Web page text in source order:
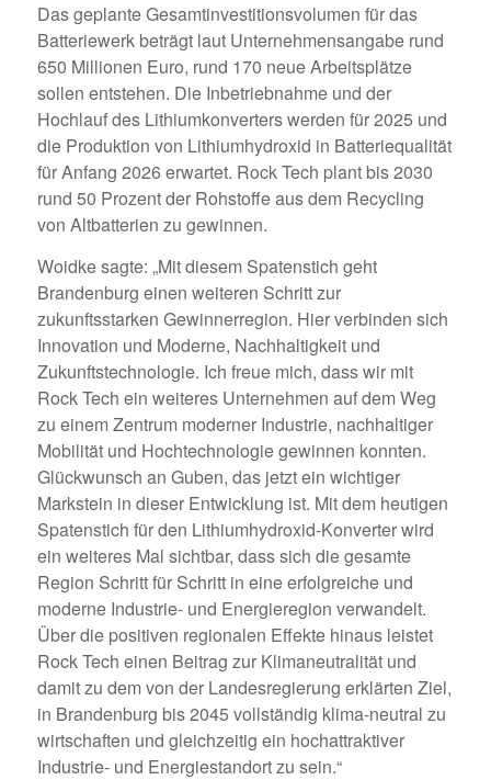
Das geplante Gesamtinvestitionsvolumen für das
Batteriewerk beträgt laut Unternehmensangabe rund
650 Millionen Euro, rund 170 neue Arbeitsplätze
sollen entstehen. Die Inbetriebnahme und der
Hochlauf des Lithiumkonverters werden für 2025 und
die Produktion von Lithiumhydroxid in Batteriequalität
für Anfang 2026 erwartet. Rock Tech plant bis 2030
rund 50 Prozent der Rohstoffe aus dem Recycling
von Altbatterien zu gewinnen.
Woidke sagte: „Mit diesem Spatenstich geht
Brandenburg einen weiteren Schritt zur
zukunftsstarken Gewinnerregion. Hier verbinden sich
Innovation und Moderne, Nachhaltigkeit und
Zukunftstechnologie. Ich freue mich, dass wir mit
Rock Tech ein weiteres Unternehmen auf dem Weg
zu einem Zentrum moderner Industrie, nachhaltiger
Mobilität und Hochtechnologie gewinnen konnten.
Glückwunsch an Guben, das jetzt ein wichtiger
Markstein in dieser Entwicklung ist. Mit dem heutigen
Spatenstich für den Lithiumhydroxid-Konverter wird
ein weiteres Mal sichtbar, dass sich die gesamte
Region Schritt für Schritt in eine erfolgreiche und
moderne Industrie- und Energieregion verwandelt.
Über die positiven regionalen Effekte hinaus leistet
Rock Tech einen Beitrag zur Klimaneutralität und
damit zu dem von der Landesregierung erklärten Ziel,
in Brandenburg bis 2045 vollständig klima-neutral zu
wirtschaften und gleichzeitig ein hochattraktiver
Industrie- und Energiestandort zu sein.“